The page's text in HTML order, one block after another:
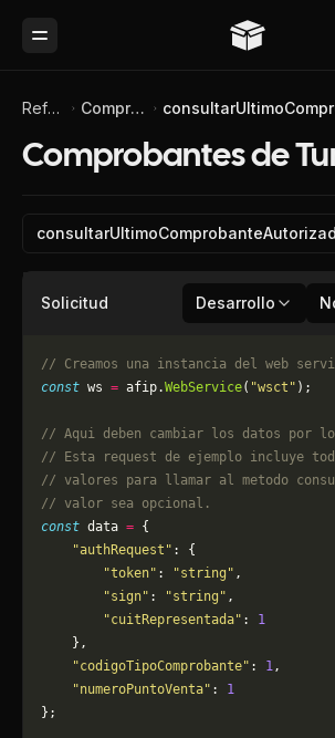
Toggle Menu
Referencia de API Comprobantes de Turismo
Comprobantes de
Solicitud Desarrollo
// Creamos una instancia del web
const ws = afip.WebService( "wsct" );
// Aqui deben cambiar los datos por
// Esta request de ejemplo incluye
// valores para llamar al metodo
// valor sea opcional.
const data = {
    "authRequest"
: {
        "token"
: "string" ,
        "sign"
: "string" ,
        "cuitRepresentada"
: 1
    },
    "codigoTipoComprobante"
: 1,
    "numeroPuntoVenta"
: 1
};